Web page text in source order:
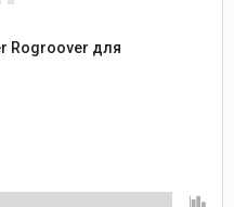
Rogroover для